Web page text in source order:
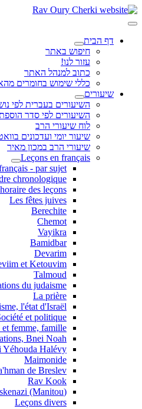
דף הבית
חיפוש באתר
עזור לנו!
כתוב למנהל האתר
כללי שימוש בחומרים
שיעורים
השיעורים בעברית לפי
השיעורים לפי סדר
לוח שיעורי הרב
שיעור יומי ועדכונים
שיעורי הרב במכון מאיר
Leçons en français
- par sujet
chronologique
des leçons
Les fêtes juives
Berechite
Chemot
Vayikra
Bamidbar
Devarim
et Ketouvim
Talmoud
du judaisme
La prière
l'état d'Israël
et politique
femme, famille
Bnei Noah
Yéhouda Halévy
Maimonide
de Breslev
Rav Kook
(Rav Askenazi (Manitou
Leçons divers